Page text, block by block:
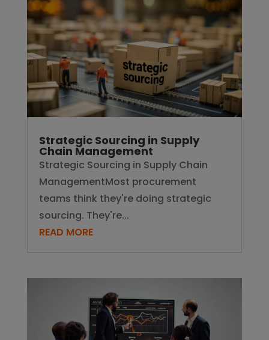
Strategic Sourcing in Supply
Chain Management
Strategic Sourcing in Supply Chain
ManagementMost procurement
teams think they're doing strategic
sourcing. They're...
READ MORE